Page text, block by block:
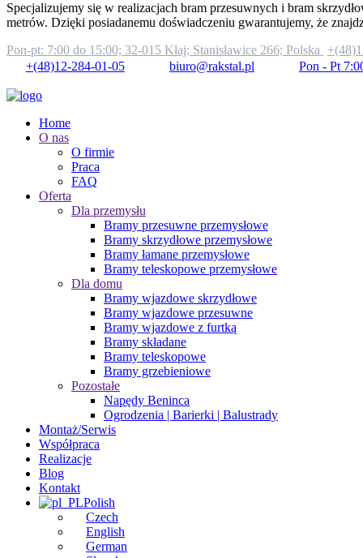
Specjalizujemy się w realizacjach bram przesuwnych i bram
metrów. Dzięki posiadanemu doświadczeniu gwarantujemy, że
Pon-pt: 7:00 do 15:00; 32-015 Kłaj; Stanisławice 266; Polska
+(48)12-284-01-05
biuro@rakstal.pl Pon - Pt
Home
O nas
O firmie
Praca
FAQ
Oferta
Dla przemysłu
Bramy przesuwne przemysłowe
Bramy skrzydłowe przemysłowe
Bramy łamane przemysłowe
Bramy teleskopowe przemysłowe
Dla domu
Bramy wjazdowe skrzydłowe
Bramy wjazdowe przesuwne
Bramy wjazdowe z furtką
Bramy składane
Bramy teleskopowe
Bramy grzebieniowe
Pozostałe
Napędy Beninca
Ogrodzenia | Barierki | Balustrady
Montaż/Serwis
Współpraca
Realizacje
Blog
Kontakt
Polish
Czech
English
German